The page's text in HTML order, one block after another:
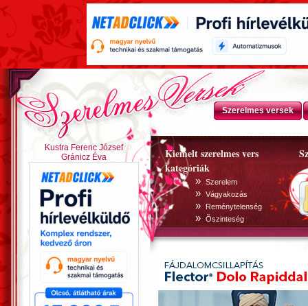
Szerelmes versek
Kiemelt szerelmes vers
kategóriák
» Szerelem
» Vágyakozás
» Reménytelenség
» Õszinteség
Kustra Ferenc József
Gránicz Éva